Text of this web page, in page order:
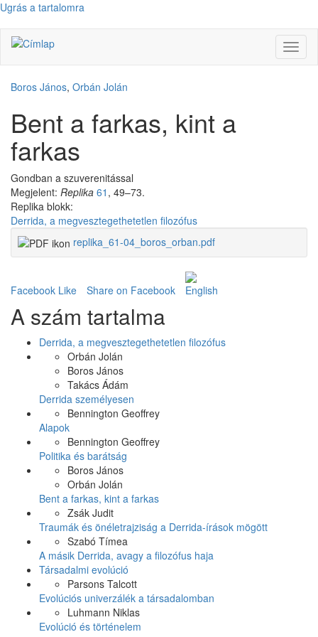
Ugrás a tartalomra
Boros János, Orbán Jolán
Bent a farkas, kint a
farkas
Gondban a szuverenitással
Megjelent: Replika 61 , 49–73.
Replika blokk:
Derrida, a megvesztegethetetlen filozófus
replika_61-04_boros_orban.pdf
Facebook Like Share on Facebook
A szám tartalma
Derrida, a megvesztegethetetlen filozófus
Orbán Jolán
Boros János
Takács Ádám
Derrida személyesen
Bennington Geoffrey
Alapok
Bennington Geoffrey
Politika és barátság
Boros János
Orbán Jolán
Bent a farkas, kint a farkas
Zsák Judit
Traumák és önéletrajziság a Derrida-írások mögött
Szabó Tímea
A másik Derrida, avagy a filozófus haja
Társadalmi evolúció
Parsons Talcott
Evolúciós univerzálék a társadalomban
Luhmann Niklas
Evolúció és történelem